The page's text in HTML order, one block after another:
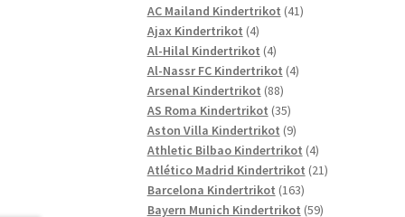
Produkte
AC Mailand Kindertrikot 4141
Ajax Kindertrikot 44
Produkte
Al-Hilal Kindertrikot 44
Produkte
Al-Nassr FC Kindertrikot 44
Arsenal Kindertrikot 8888
Produkte
AS Roma Kindertrikot 3535
Produkte
Aston Villa Kindertrikot 99
Produkte
Athletic Bilbao Kindertrikot 44
Produkte
Atlético Madrid Kindertrikot 2121
Barcelona Kindertrikot 163163
Produkte
Bayern Munich Kindertrikot 5959